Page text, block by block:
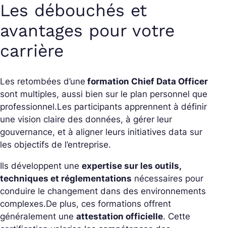
Les débouchés et
avantages pour votre
carrière
Les retombées d’une formation Chief Data Officer
sont multiples, aussi bien sur le plan personnel que
professionnel.Les participants apprennent à définir
une vision claire des données, à gérer leur
gouvernance, et à aligner leurs initiatives data sur
les objectifs de l’entreprise.
Ils développent une expertise sur les outils,
techniques et réglementations nécessaires pour
conduire le changement dans des environnements
complexes.De plus, ces formations offrent
généralement une attestation officielle. Cette